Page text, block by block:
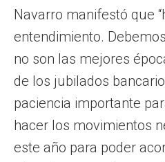
Navarro manifestó que
entendimiento.
no son las mejores
de los jubilados
paciencia importante
hacer los movimientos
este año para poder